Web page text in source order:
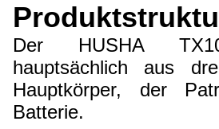
Der HUSHA
hauptsächlich aus
Hauptkörper, der
Batterie.